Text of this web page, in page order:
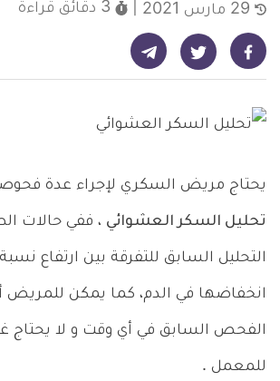
3 دقائق قراءة
شارك على فيسبوك - ديلي ميديكال انفو شارك على تويتر - ديلي ميديكال انفو شارك على تيليجرام - ديلي ميديكال انفو
يحتاج مريض السكري لإجراء عدة
تحليل السكر العشوائي ، ففي حالات
التحليل السابق للتفرقة بين ارتفاع
انخفاضها في الدم، كما يمكن للمريض
الفحص السابق في أي وقت و لا يحتاج
للمعمل .